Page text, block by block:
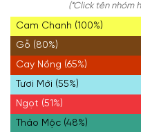
(*Click tên nhóm
Cam Chanh (100%)
Gỗ (80%)
Cay Nồng (65%)
Tươi Mới (55%)
Ngọt (51%)
Thảo Mộc (48%)